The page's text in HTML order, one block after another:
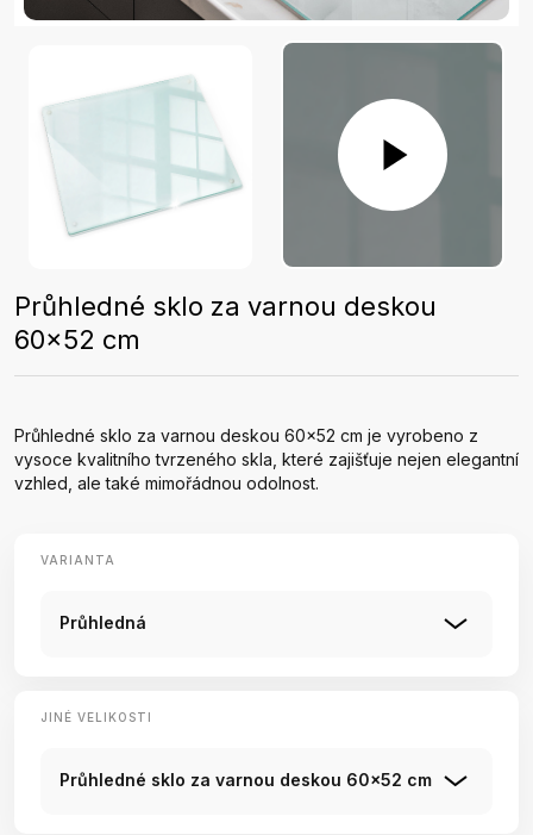
Průhledné sklo za varnou deskou
60x52 cm
Průhledné sklo za varnou deskou 60x52 cm je vyrobeno z
vysoce kvalitního tvrzeného skla, které zajišťuje nejen elegantní
vzhled, ale také mimořádnou odolnost.
VARIANTA
Průhledná
JINÉ VELIKOSTI
Průhledné sklo za varnou deskou 60x52 cm